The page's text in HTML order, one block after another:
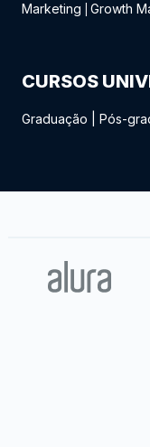
Marketing
Growth
CURSOS
Graduação Pós-